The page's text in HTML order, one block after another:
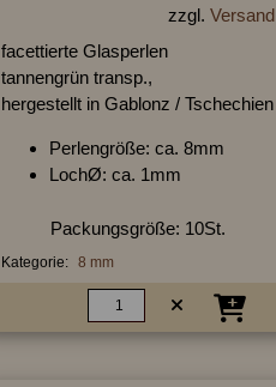
zzgl. Versand
facettierte Glasperlen
tannengrün transp.,
hergestellt in Gablonz / Tschechien
Perlengröße: ca. 8mm
LochØ: ca. 1mm
Packungsgröße: 10St.
Kategorie: 8 mm